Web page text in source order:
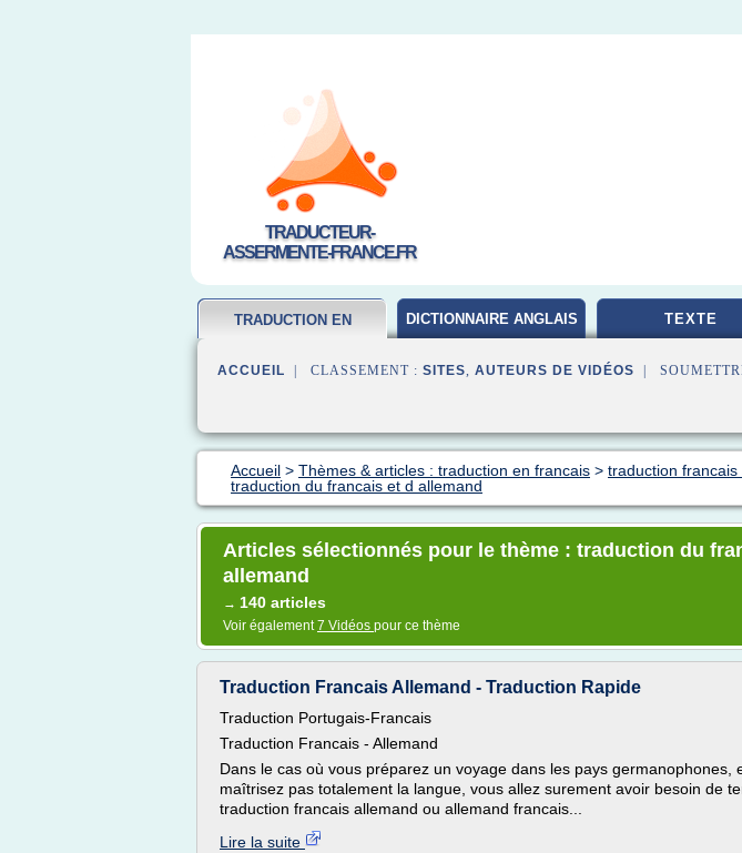
TRADUCTEUR-
ASSERMENTE-FRANCE.FR
TRADUCTION EN DICTIONNAIRE ANGLAIS TEXTE
ACCUEIL | CLASSEMENT : SITES, AUTEURS DE VIDÉOS |
Accueil > Thèmes & articles : traduction en francais > traduction francais
traduction du francais et d allemand
Articles sélectionnés pour le thème : traduction du
allemand
→ 140 articles
Voir également7 Vidéos pour ce thème
Traduction Francais Allemand - Traduction Rapide
Traduction Portugais-Francais
Traduction Francais - Allemand
Dans le cas où vous préparez un voyage dans les pays germanophones,
maîtrisez pas totalement la langue, vous allez surement avoir besoin de
traduction francais allemand ou allemand francais...
Lire la suite